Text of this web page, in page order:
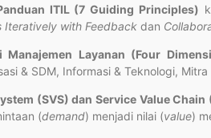
ITIL (7 Guiding Principles)
Iteratively with Feedback dan
Manajemen Layanan (Four
& SDM, Informasi & Teknologi,
(SVS) dan Service Value Chain
(demand) menjadi nilai (value)